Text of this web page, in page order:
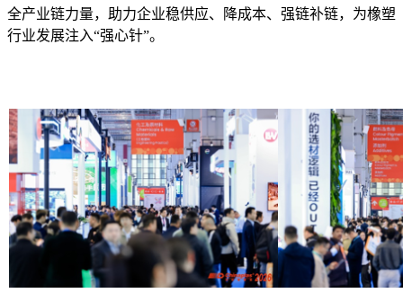
全产业链力量，助力企业稳供应、降成本、强链补链，为橡塑
行业发展注入“强心针”。